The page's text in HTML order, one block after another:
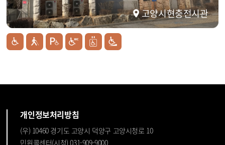
고양시현충전시관
개인정보처리방침
(우) 10460 경기도 고양시 덕양구 고양시청로 10
민원콜센터(시청) 031-909-9000